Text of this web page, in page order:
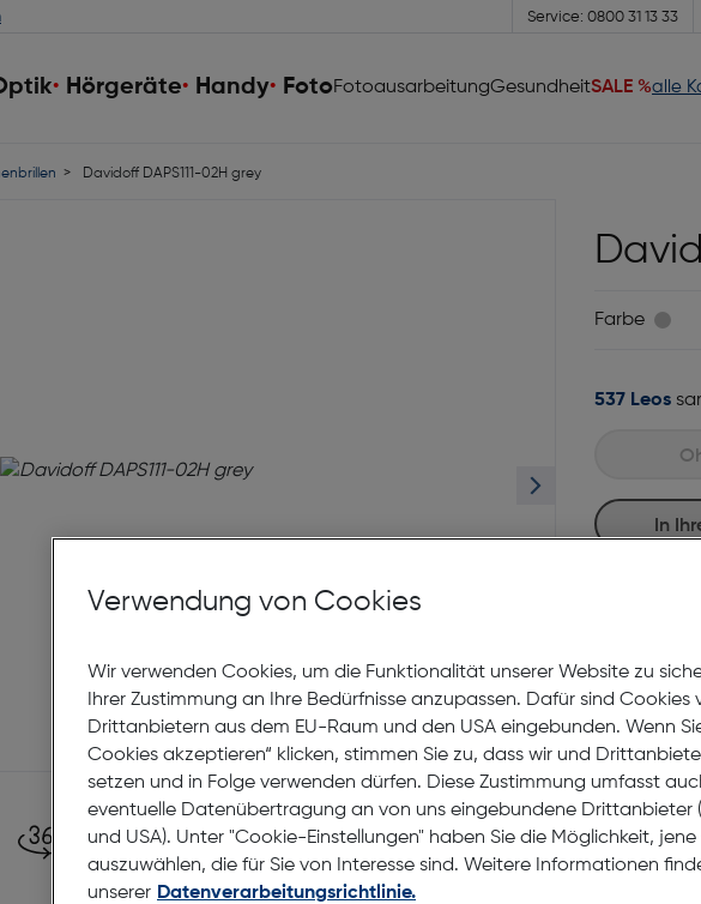
Service: 0800 31 13 33
Hörgeräte Handy FotoFotoausarbeitungGesundheitSALE %alle
Davidoff DAPS111-02H grey
Online
anprobieren
Farbe
537 Leos
Als
In
Jetzt
Nicht
Nach
Verwendung von Cookies
Wir verwenden Cookies, um die Funktionalität unserer Website zu
Ihrer Zustimmung an Ihre Bedürfnisse anzupassen. Dafür sind Cookies
Drittanbietern aus dem EU-Raum und den USA eingebunden. Wenn
Cookies akzeptieren“ klicken, stimmen Sie zu, dass wir und
setzen und in Folge verwenden dürfen. Diese Zustimmung umfasst
eventuelle Datenübertragung an von uns eingebundene Drittanbieter
und USA). Unter "Cookie-Einstellungen" haben Sie die Möglichkeit,
auszuwählen, die für Sie von Interesse sind. Weitere Informationen
unserer Datenverarbeitungsrichtlinie.